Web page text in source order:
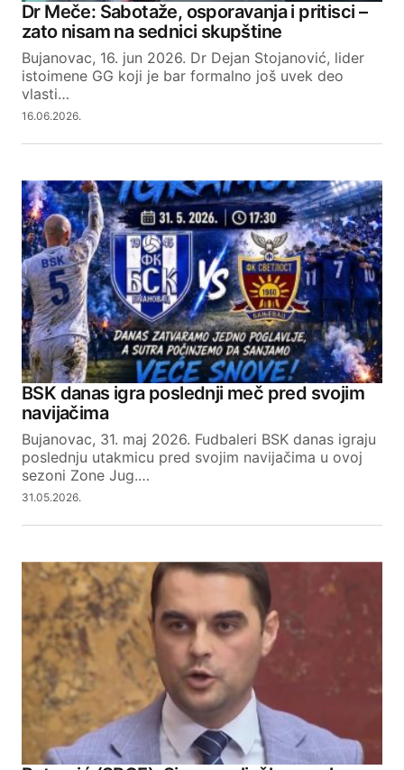
Dr Meče: Sabotaže, osporavanja i pritisci –
zato nisam na sednici skupštine
Bujanovac, 16. jun 2026. Dr Dejan Stojanović, lider
istoimene GG koji je bar formalno još uvek deo
vlasti…
16.06.2026.
BSK danas igra poslednji meč pred svojim
navijačima
Bujanovac, 31. maj 2026. Fudbaleri BSK danas igraju
poslednju utakmicu pred svojim navijačima u ovoj
sezoni Zone Jug.…
31.05.2026.